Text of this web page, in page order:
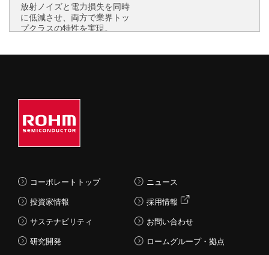
放射ノイズと電力損失を同時
に低減させ、両方で業界トッ
プクラスの特性を実現。
IGBT-IPM
コーポレートトップ
投資家情報
サステナビリティ
研究開発
ニュース
採用情報
お問い合わせ
ロームグループ・拠点